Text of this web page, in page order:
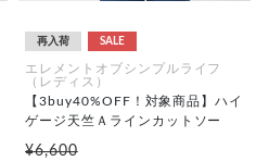
再入荷 SALE
エレメントオブシンプルライフ
（レディス）
【3buy40%OFF！対象商品】ハイ
ゲージ天竺Ａラインカットソー
¥6,600